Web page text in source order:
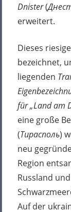
Dnister(
erweitert.
Dieses
bezeichnet,
liegenden
für „Land am
eine große
(Тирасполь)
neu
Region
Russland
Auf der